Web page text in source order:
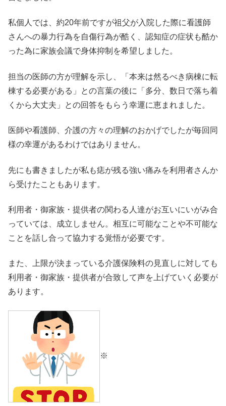
私個人では、約20年前ですが祖父が入院した際に看護師
さんへの暴力行為を自傷行為が酷く、認知症の症状も酷か
った為に家族会議で身体抑制を希望しました。
担当の医師の方が理解を示し、「本来は然るべき病棟に転
棟する必要がある」との言葉の後に「多分、数日で落ち着
くから大丈夫」との回答をもらう幸運に恵まれました。
医師や看護師、介護の方々の理解のおかげでしたが毎回同
様の幸運があるわけではありません。
先にも書きましたが私も痣が残る強い痛みを利用者さんか
ら受けたこともあります。
利用者・御家族・提供者の関わる人達がお互いにいがみ合
っていては、成立しません。相互に可能なことや不可能な
ことを話し合って協力する覚悟が必要です。
また、上限が決まっている介護保険料の見直しに対しても
利用者・御家族・提供者が合致して声を上げていく必要が
あります。
※